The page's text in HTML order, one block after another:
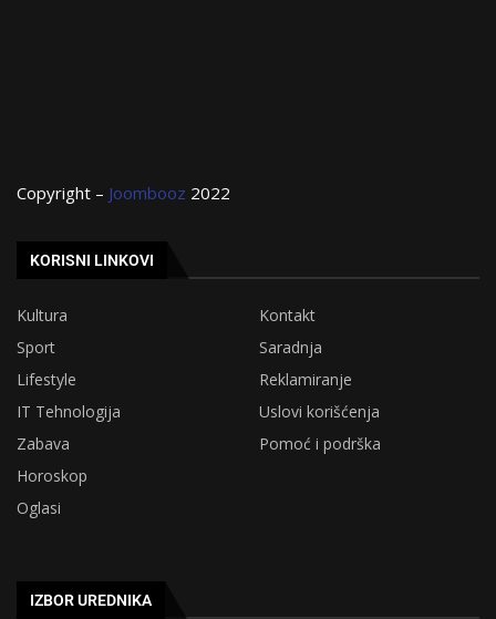
Copyright – Joombooz 2022
KORISNI LINKOVI
Kultura
Kontakt
Sport
Saradnja
Lifestyle
Reklamiranje
IT Tehnologija
Uslovi korišćenja
Zabava
Pomoć i podrška
Horoskop
Oglasi
IZBOR UREDNIKA